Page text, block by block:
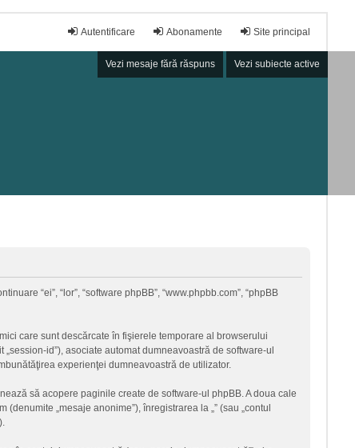
Site principal
Abonamente
Autentificare
Vezi mesaje fără răspuns Vezi subiecte active
“ei”, “lor”, “software phpBB”, “www.phpbb.com”, “phpBB
care sunt descărcate în fişierele temporare al browserului
id”), asociate automat dumneavoastră de software-ul
experienţei dumneavoastră de utilizator.
să acopere paginile create de software-ul phpBB. A doua cale
„mesaje anonime”), înregistrarea la „” (sau „contul